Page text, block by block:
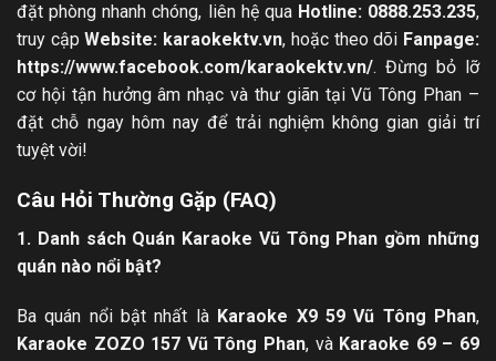
đặt phòng nhanh chóng, liên hệ qua Hotline: 0888.253.235,
truy cậpWebsite: karaokektv.vn, hoặc theo dõi Fanpage:
https://www.facebook.com/karaokektv.vn/. Đừng bỏ lỡ
cơ hội tận hưởng âm nhạc và thư giãn tại Vũ Tông Phan –
đặt chỗ ngay hôm nay để trải nghiệm không gian giải trí
tuyệt vời!
Câu Hỏi Thường Gặp (FAQ)
1. Danh sách Quán Karaoke Vũ Tông Phan gồm những
quán nào nổi bật?
Ba quán nổi bật nhất là Karaoke X9 59 Vũ Tông Phan,
Karaoke ZOZO 157 Vũ Tông Phan, và Karaoke 69 – 69